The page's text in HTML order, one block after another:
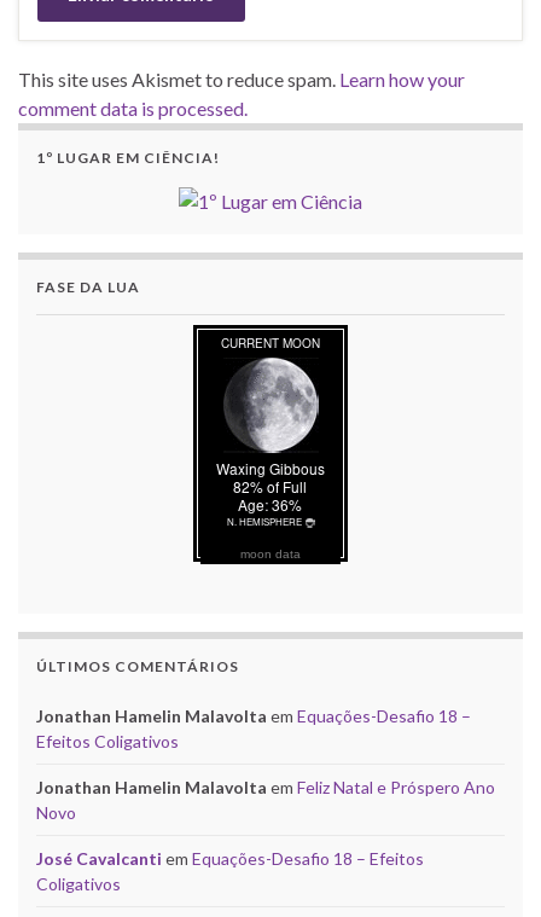
This site uses Akismet to reduce spam. Learn how your
comment data is processed.
1º LUGAR EM CIÊNCIA!
FASE DA LUA
moon data
ÚLTIMOS COMENTÁRIOS
Jonathan Hamelin Malavolta em Equações-Desafio 18 –
Efeitos Coligativos
Jonathan Hamelin Malavolta em Feliz Natal e Próspero Ano
Novo
José Cavalcanti em Equações-Desafio 18 – Efeitos
Coligativos